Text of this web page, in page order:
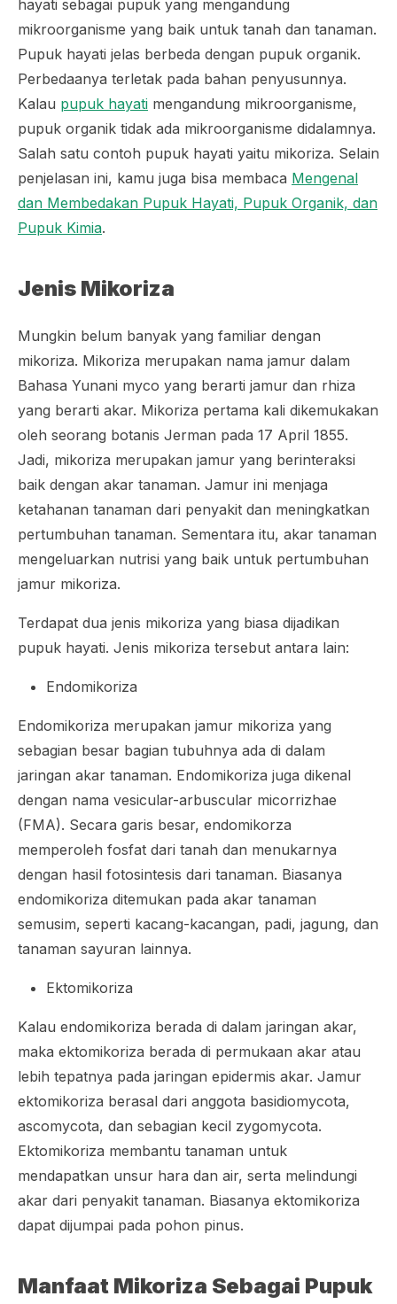
hayati sebagai pupuk yang mengandung
mikroorganisme yang baik untuk tanah dan tanaman.
Pupuk hayati jelas berbeda dengan pupuk organik.
Perbedaanya terletak pada bahan penyusunnya.
Kalau pupuk hayati mengandung mikroorganisme,
pupuk organik tidak ada mikroorganisme didalamnya.
Salah satu contoh pupuk hayati yaitu mikoriza. Selain
penjelasan ini, kamu juga bisa membaca Mengenal
dan Membedakan Pupuk Hayati, Pupuk Organik, dan
Pupuk Kimia.
Jenis Mikoriza
Mungkin belum banyak yang familiar dengan
mikoriza. Mikoriza merupakan nama jamur dalam
Bahasa Yunani myco yang berarti jamur dan rhiza
yang berarti akar. Mikoriza pertama kali dikemukakan
oleh seorang botanis Jerman pada 17 April 1855.
Jadi, mikoriza merupakan jamur yang berinteraksi
baik dengan akar tanaman. Jamur ini menjaga
ketahanan tanaman dari penyakit dan meningkatkan
pertumbuhan tanaman. Sementara itu, akar tanaman
mengeluarkan nutrisi yang baik untuk pertumbuhan
jamur mikoriza.
Terdapat dua jenis mikoriza yang biasa dijadikan
pupuk hayati. Jenis mikoriza tersebut antara lain:
Endomikoriza
Endomikoriza merupakan jamur mikoriza yang
sebagian besar bagian tubuhnya ada di dalam
jaringan akar tanaman. Endomikoriza juga dikenal
dengan nama vesicular-arbuscular micorrizhae
(FMA). Secara garis besar, endomikorza
memperoleh fosfat dari tanah dan menukarnya
dengan hasil fotosintesis dari tanaman. Biasanya
endomikoriza ditemukan pada akar tanaman
semusim, seperti kacang-kacangan, padi, jagung, dan
tanaman sayuran lainnya.
Ektomikoriza
Kalau endomikoriza berada di dalam jaringan akar,
maka ektomikoriza berada di permukaan akar atau
lebih tepatnya pada jaringan epidermis akar. Jamur
ektomikoriza berasal dari anggota basidiomycota,
ascomycota, dan sebagian kecil zygomycota.
Ektomikoriza membantu tanaman untuk
mendapatkan unsur hara dan air, serta melindungi
akar dari penyakit tanaman. Biasanya ektomikoriza
dapat dijumpai pada pohon pinus.
Manfaat Mikoriza Sebagai Pupuk